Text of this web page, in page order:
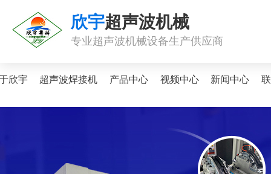
欣宇超声波机械
专业超声波机械设备生产供应商
欣宇 超声波焊接机 产品中心 视频中心 新闻中心